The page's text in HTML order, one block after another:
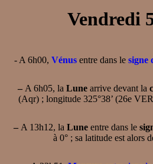
Vendredi
- A 6h00, Vénusentre dans le signe
– A 6h05, la Lune arrive devant la
(Aqr) ; longitude 325°38’ (26e
– A 13h12, la Lune entre dans le
à 0° ; sa latitude est alors